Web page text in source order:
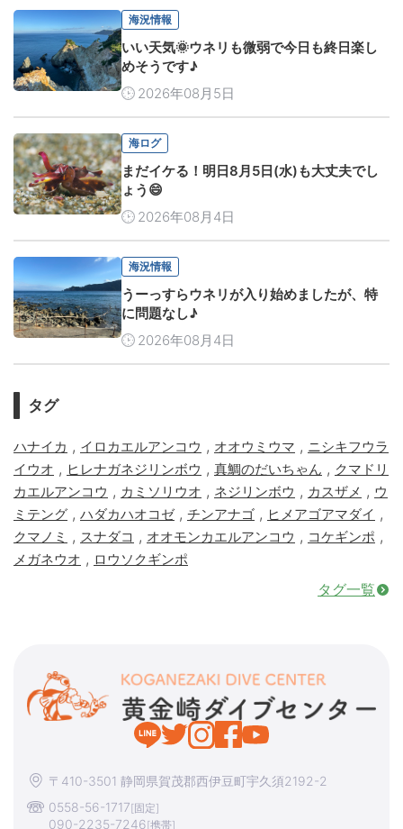
海況情報
いい天気🌞ウネリも微弱で今日も終日楽し
めそうです♪
2026年08月5日
海ログ
まだイケる！明日8月5日(水)も大丈夫でし
ょう😄
2026年08月4日
海況情報
うーっすらウネリが入り始めましたが、特
に問題なし♪
2026年08月4日
タグ
ハナイカ , イロカエルアンコウ , オオウミウマ , ニシキフウラ
イウオ , ヒレナガネジリンボウ , 真鯛のだいちゃん , クマドリ
カエルアンコウ , カミソリウオ , ネジリンボウ , カスザメ , ウ
ミテング , ハダカハオコゼ, チンアナゴ , ヒメアゴアマダイ ,
クマノミ , スナダコ , オオモンカエルアンコウ , コケギンポ ,
メガネウオ , ロウソクギンポ
タグ一覧
〒410-3501 静岡県賀茂郡西伊豆町宇久須2192-2
0558-56-1717[固定]
090-2235-7246[携帯]